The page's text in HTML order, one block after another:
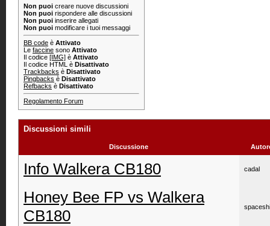
Non puoi creare nuove discussioni
Non puoi rispondere alle discussioni
Non puoi inserire allegati
Non puoi modificare i tuoi messaggi
BB code è Attivato
Le faccine sono Attivato
Il codice [IMG] è Attivato
Il codice HTML è Disattivato
Trackbacks è Disattivato
Pingbacks è Disattivato
Refbacks è Disattivato
Regolamento Forum
Discussioni simili
Discussione
Info Walkera CB180 cadal
Honey Bee FP vs Walkera
CB180